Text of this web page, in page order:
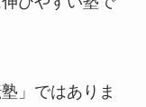
」ではありま